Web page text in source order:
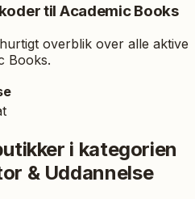
til Academic Books
overblik over alle aktive
Books.
i kategorien
& Uddannelse